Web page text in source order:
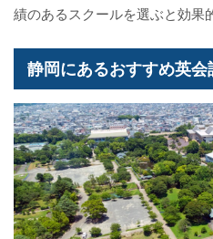
績のあるスクールを選ぶと効果
静岡にあるおすすめ英